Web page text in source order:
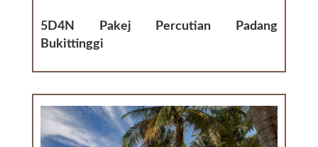
5D4N Pakej Percutian Padang
Bukittinggi